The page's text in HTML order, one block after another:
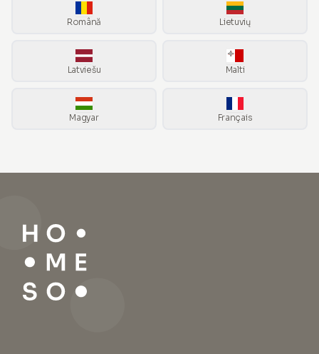
Română Lietuvių
Latviešu Malti
Magyar Français